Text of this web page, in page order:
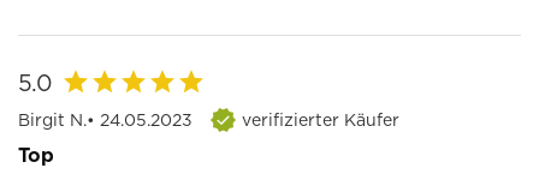
5.0
Birgit N.• 24.05.2023 verifizierter Käufer
Top